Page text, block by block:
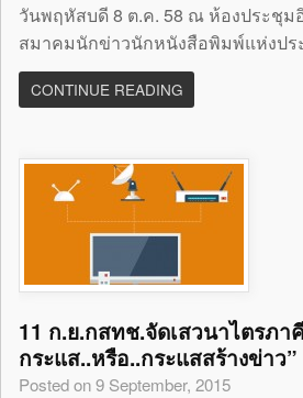
วันพฤหัสบดี 8 ต.ค. 58 ณ ห้องประชุม
สมาคมนักข่าวนักหนังสือพิมพ์แห่งปร
CONTINUE READING
11 ก.ย.กสทช.จัดเสวนาไตรภา
กระแส..หรือ..กระแสสร้างข่าว”
Posted on 9 September, 2015